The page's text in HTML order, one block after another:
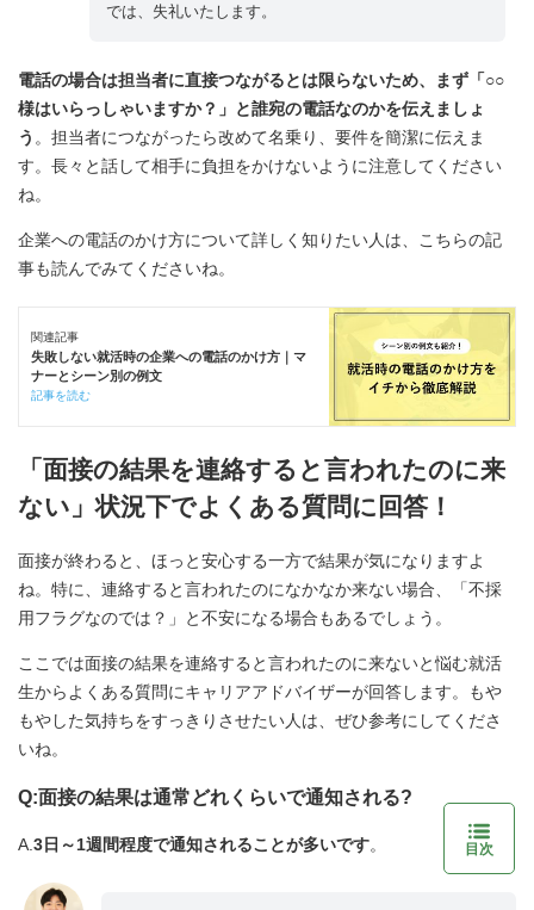
では、失礼いたします。
電話の場合は担当者に直接つながるとは限らないため、まず「○○
様はいらっしゃいますか？」と誰宛の電話なのかを伝えましょ
う 。担当者につながったら改めて名乗り、要件を簡潔に伝えま
す。長々と話して相手に負担をかけないように注意してください
ね。
企業への電話のかけ方について詳しく知りたい人は、こちらの記
事も読んでみてくださいね。
関連記事
失敗しない就活時の企業への電話のかけ方｜マ
ナーとシーン別の例文
記事を読む
「面接の結果を連絡すると言われたのに来
ない」状況下でよくある質問に回答！
面接が終わると、ほっと安心する一方で結果が気になりますよ
ね。特に、連絡すると言われたのになかなか来ない場合、「不採
用フラグなのでは？」と不安になる場合もあるでしょう。
ここでは面接の結果を連絡すると言われたのに来ないと悩む就活
生からよくある質問にキャリアアドバイザーが回答します。もや
もやした気持ちをすっきりさせたい人は、ぜひ参考にしてくださ
いね。
Q:面接の結果は通常どれくらいで通知される?
A.3日～1週間程度で通知されることが多いです。 目次